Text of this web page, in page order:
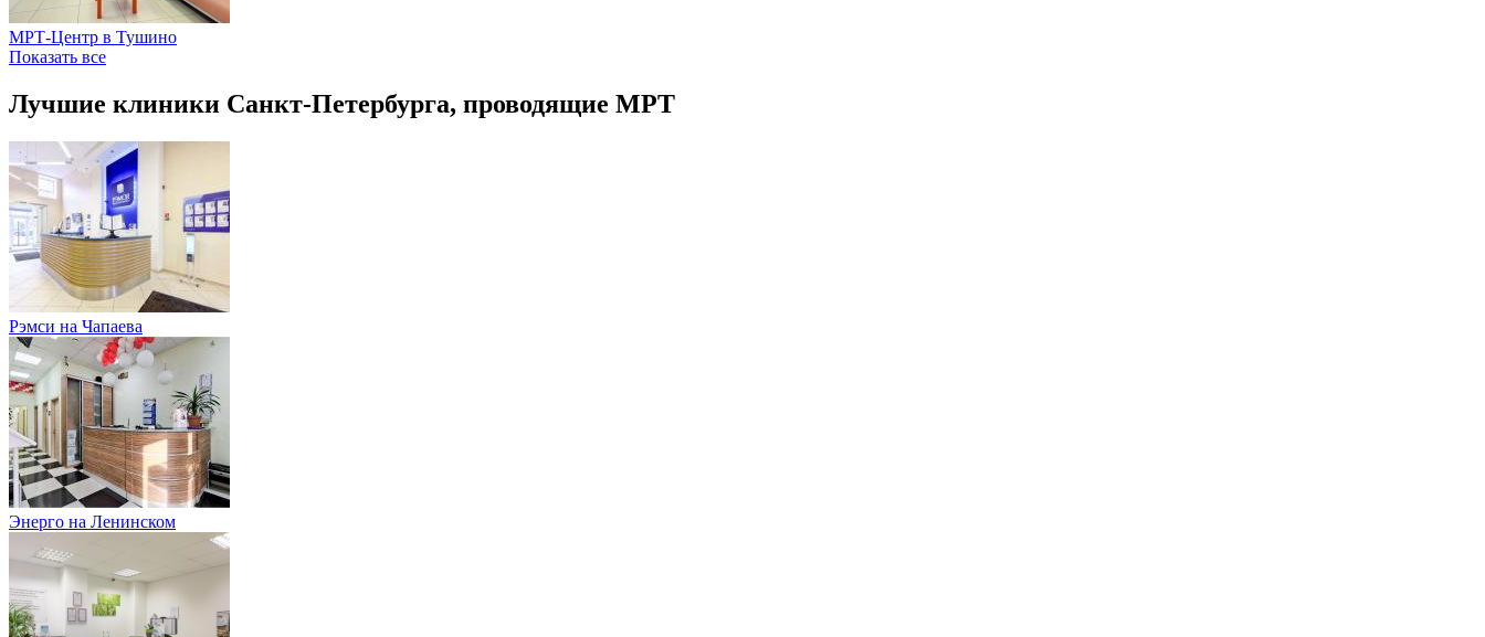
МРТ-Центр в Тушино
Показать все
Лучшие клиники Санкт-Петербурга, проводящие МРТ
Рэмси на Чапаева
Энерго на Ленинском